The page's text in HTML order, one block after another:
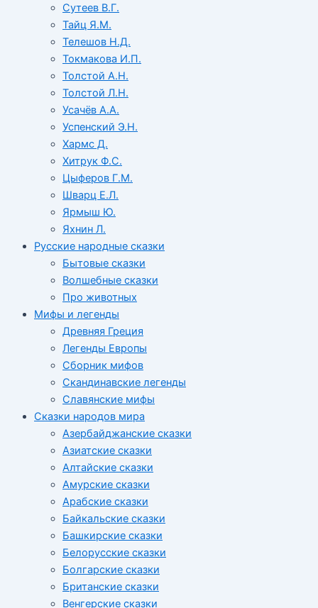
Сутеев В.Г.
Тайц Я.М.
Телешов Н.Д.
Токмакова И.П.
Толстой А.Н.
Толстой Л.Н.
Усачёв А.А.
Успенский Э.Н.
Хармс Д.
Хитрук Ф.С.
Цыферов Г.М.
Шварц Е.Л.
Ярмыш Ю.
Яхнин Л.
Русские народные сказки
Бытовые сказки
Волшебные сказки
Про животных
Мифы и легенды
Древняя Греция
Легенды Европы
Сборник мифов
Скандинавские легенды
Славянские мифы
Сказки народов мира
Азербайджанские сказки
Азиатские сказки
Алтайские сказки
Амурские сказки
Арабские сказки
Байкальские сказки
Башкирские сказки
Белорусские сказки
Болгарские сказки
Британские сказки
Венгерские сказки